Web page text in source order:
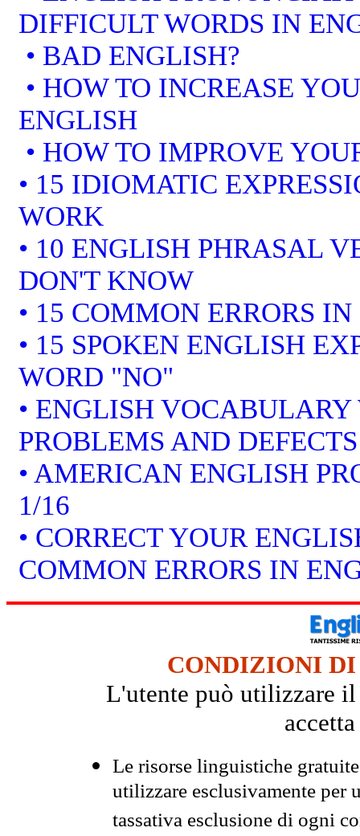
DIFFICULT WORDS IN
• BAD ENGLISH?
• HOW TO INCREASE
ENGLISH
• HOW TO IMPROVE
• 15 IDIOMATIC
WORK
• 10 ENGLISH PHRASAL
DON'T KNOW
• 15 COMMON ERRORS
• 15 SPOKEN ENGLISH
WORD "NO"
• ENGLISH
PROBLEMS AND DEFECTS
• AMERICAN ENGLISH
1/16
• CORRECT YOUR
COMMON ERRORS IN
CONDIZIONI DI
L'utente può utilizzare il
Le risorse linguistiche
utilizzare esclusivamente per
tassativa esclusione di ogni